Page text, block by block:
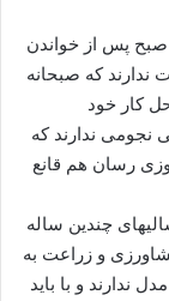
صبح پس از خواندن
که صبحانه
کار خود
نجومی ندارند که
رسان هم قانع
چندین ساله
و زراعت به
ندارند و با باید